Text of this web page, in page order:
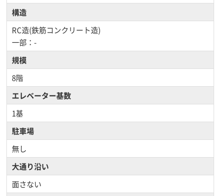
構造
RC造(鉄筋コンクリート造)
一部：-
規模
8階
エレベーター基数
1基
駐車場
無し
大通り沿い
面さない